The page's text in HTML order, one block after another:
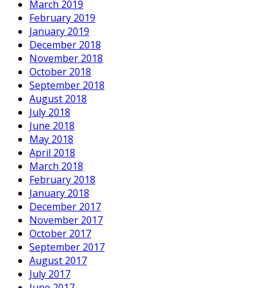
March 2019
February 2019
January 2019
December 2018
November 2018
October 2018
September 2018
August 2018
July 2018
June 2018
May 2018
April 2018
March 2018
February 2018
January 2018
December 2017
November 2017
October 2017
September 2017
August 2017
July 2017